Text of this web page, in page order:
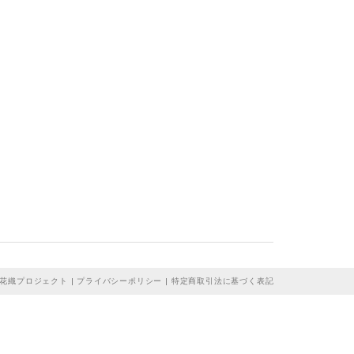
織プロジェクト | プライバシーポリシー | 特定商取引法に基づく表記